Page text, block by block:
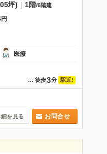
坪) | 1階/6階建
医療
… 徒歩3分 駅近!
を見る お問合せ